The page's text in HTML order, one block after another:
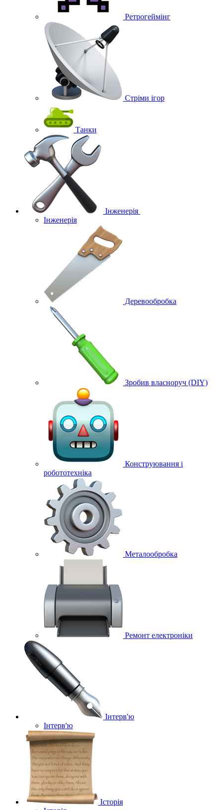
Ретрогеймінг
Стріми ігор
Танки
Інженерія
Інженерія
Деревообробка
Зробив власноруч (DIY)
Конструювання і
робототехніка
Металообробка
Ремонт електроніки
Інтерв'ю
Інтерв'ю
Історія